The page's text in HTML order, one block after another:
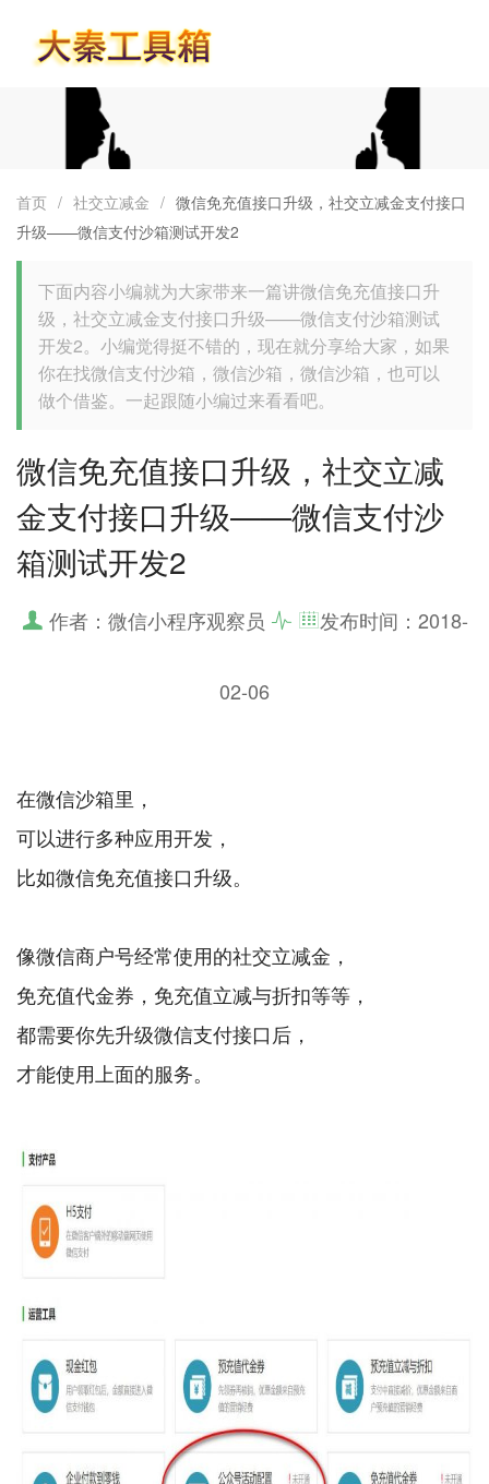
首页 / 社交立减金 / 微信免充值接口升级，社交立减金支付接口
升级——微信支付沙箱测试开发2
下面内容小编就为大家带来一篇讲微信免充值接口升
级，社交立减金支付接口升级——微信支付沙箱测试
开发2。小编觉得挺不错的，现在就分享给大家，如果
你在找微信支付沙箱，微信沙箱，微信沙箱，也可以
做个借鉴。一起跟随小编过来看看吧。
微信免充值接口升级，社交立减
金支付接口升级——微信支付沙
箱测试开发2
作者：微信小程序观察员 发布时间： 2018-
02-06
在微信沙箱里，
可以进行多种应用开发，
比如微信免充值接口升级。
像微信商户号经常使用的社交立减金，
免充值代金券，免充值立减与折扣等等，
都需要你先升级微信支付接口后，
才能使用上面的服务。